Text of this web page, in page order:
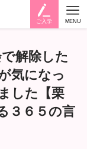
ご入学 MENU
で解除した
気になっ
した【栗
３６５の言